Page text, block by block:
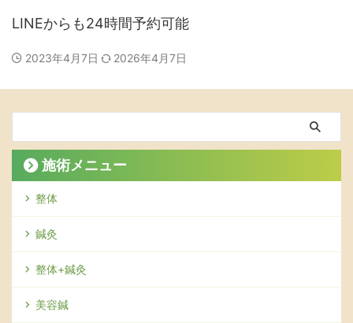
LINEからも24時間予約可能
2023年4月7日 2026年4月7日
施術メニュー
整体
鍼灸
整体+鍼灸
美容鍼